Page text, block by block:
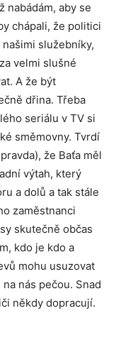
nabádám, aby se
chápali, že politici
služebníky,
velmi slušné
A že být
dřina. Třeba
seriálu v TV si
směmovny. Tvrdí
že Baťa měl
výtah, který
a dolů a tak stále
zaměstnanci
skutečně občas
kdo je kdo a
mohu usuzovat
nás pečou. Snad
někdy dopracují.